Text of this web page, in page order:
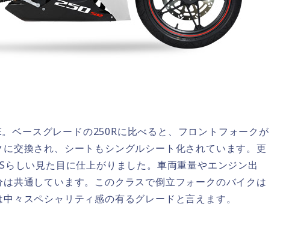
ベースグレードの250Rに比べると、フロントフォークが
交換され、シートもシングルシート化されています。更
らしい見た目に仕上がりました。車両重量やエンジン出
共通しています。このクラスで倒立フォークのバイクは
々スペシャリティ感の有るグレードと言えます。